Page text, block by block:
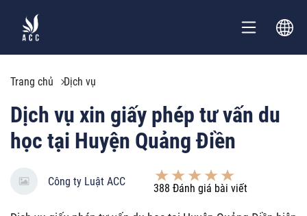
Trang chủ Dịch vụ
Dịch vụ xin giấy phép tư vấn du
học tại Huyện Quảng Điền
Công ty Luật ACC
388 Đánh giá bài viết